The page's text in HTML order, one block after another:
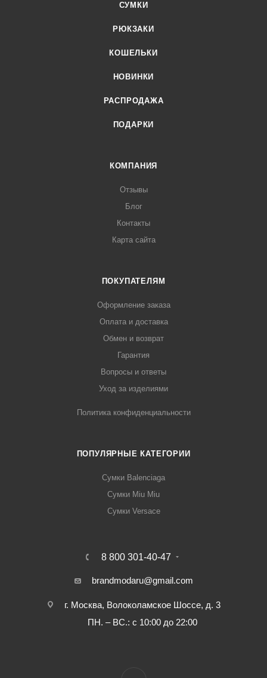
СУМКИ
РЮКЗАКИ
КОШЕЛЬКИ
НОВИНКИ
РАСПРОДАЖА
ПОДАРКИ
КОМПАНИЯ
Отзывы
Блог
Контакты
Карта сайта
ПОКУПАТЕЛЯМ
Оформление заказа
Оплата и доставка
Обмен и возврат
Гарантия
Вопросы и ответы
Уход за изделиями
Политика конфиденциальности
ПОПУЛЯРНЫЕ КАТЕГОРИИ
Сумки Balenciaga
Сумки Miu Miu
Сумки Versace
8 800 301-40-47
brandmodaru@gmail.com
г. Москва, Волоколамское Шоссе, д. 3
ПН. – ВС.: с 10:00 до 22:00